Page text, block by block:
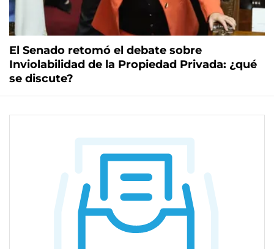
El Senado retomó el debate sobre
Inviolabilidad de la Propiedad Privada: ¿qué
se discute?